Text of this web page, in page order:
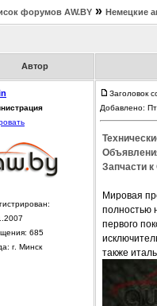
форумов АW.BY » Немецкие
Автор
685
г. Минск
Заголовок
Добавлено:
Запчасти
Мировая
полностью
первого
также